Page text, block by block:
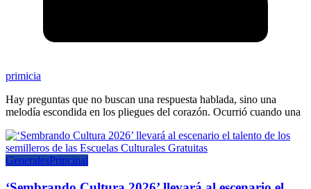
primicia
Hay preguntas que no buscan una respuesta hablada, sino una
melodía escondida en los pliegues del corazón. Ocurrió cuando una
GeneralesPrincipal